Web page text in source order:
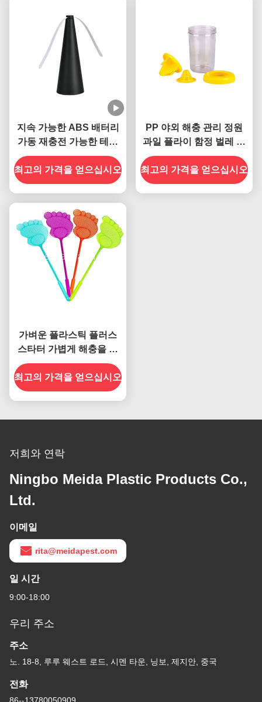
지속 가능한 ABS 배터리
가동 재충전 가능한 테이
블 팬 실외 실내 모기 격리
기 플래크 캐처
최고의 가격을 얻으십시오
PP 야외 해충 관리 정원
과일 플라이 함정 벌레 포
획기 손잡기 쉬운 열기 플
라이 잔
최고의 가격을 얻으십시오
가벼운 플라스틱 플러스
스타터 가볍게 해충을 통
제하기 위해 오픈 사이즈
72.2x8.1cm 용량 5
최고의 가격을 얻으십시오
저희와 연락
Ningbo Meida Plastic Products Co.,
Ltd.
이메일
rita@meidapest.com
일 시간
9:00-18:00
우리 주소
주소
노. 18-8, 루루 웨스트 로드, 시멘 타운, 닝보, 제지안, 중국
전화